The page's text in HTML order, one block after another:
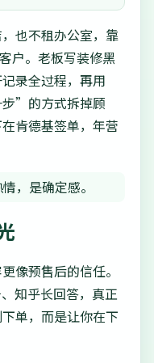
也不租办公室，靠
户。老板写装修黑
录全过程，再用
步”的方式拆掉顾
肯德基签单，年营
，是确定感。
像预售后的信任。
知乎长回答，真正
单，而是让你在下